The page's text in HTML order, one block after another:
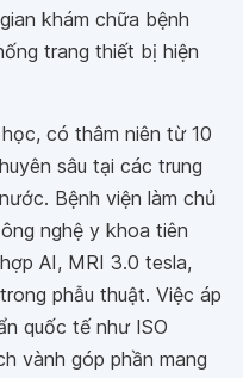
khám chữa bệnh
trang thiết bị hiện
có thâm niên từ 10
sâu tại các trung
Bệnh viện làm chủ
nghệ y khoa tiên
AI, MRI 3.0 tesla,
phẫu thuật. Việc áp
quốc tế như ISO
vành góp phần mang